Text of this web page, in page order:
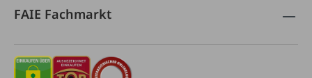
FAIE Fachmarkt